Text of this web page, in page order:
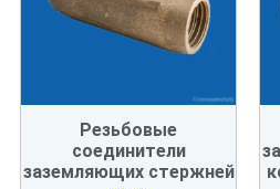
Резьбовые
соединители
заземляющих стержней